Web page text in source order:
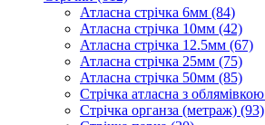
Атласна стрічка 6мм (84)
Атласна стрічка 10мм (42)
Атласна стрічка 12.5мм (67)
Атласна стрічка 25мм (75)
Атласна стрічка 50мм (85)
Стрічка атласна з облямівкою
Стрічка органза (метраж) (93)